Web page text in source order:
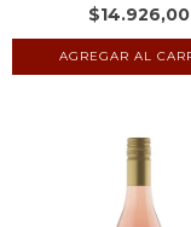
$14.926,00